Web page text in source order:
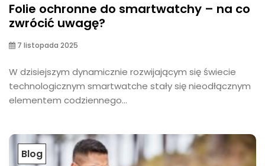
Folie ochronne do smartwatchy – na co
zwrócić uwagę?
7 listopada 2025
W dzisiejszym dynamicznie rozwijającym się świecie
technologicznym smartwatche stały się nieodłącznym
elementem codziennego...
Blog